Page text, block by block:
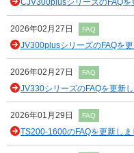
CJV300plusシリーズのFAQを
2026年02月27日 FAQ
JV300plusシリーズのFAQを更
2026年02月27日 FAQ
JV330シリーズのFAQを更新し
2026年01月29日 FAQ
TS200-1600のFAQを更新しま